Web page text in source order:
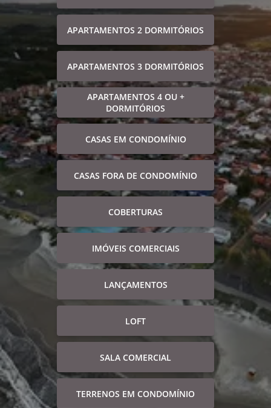
APARTAMENTOS 2 DORMITÓRIOS
APARTAMENTOS 3 DORMITÓRIOS
APARTAMENTOS 4 OU +
DORMITÓRIOS
CASAS EM CONDOMÍNIO
CASAS FORA DE CONDOMÍNIO
COBERTURAS
IMÓVEIS COMERCIAIS
LANÇAMENTOS
LOFT
SALA COMERCIAL
TERRENOS EM CONDOMÍNIO